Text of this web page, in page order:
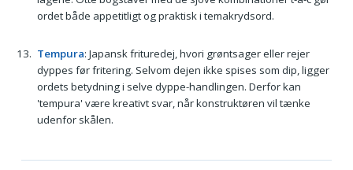
ordet både appetitligt og praktisk i temakrydsord.
Tempura: Japansk frituredej, hvori grøntsager eller rejer
dyppes før fritering. Selvom dejen ikke spises som dip, ligger
ordets betydning i selve dyppe-handlingen. Derfor kan
'tempura' være kreativt svar, når konstruktøren vil tænke
udenfor skålen.